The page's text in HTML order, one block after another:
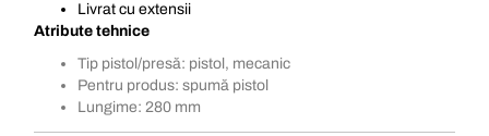
Livrat cu extensii
Atribute tehnice
Tip pistol/presă: pistol, mecanic
Pentru produs: spumă pistol
Lungime: 280 mm